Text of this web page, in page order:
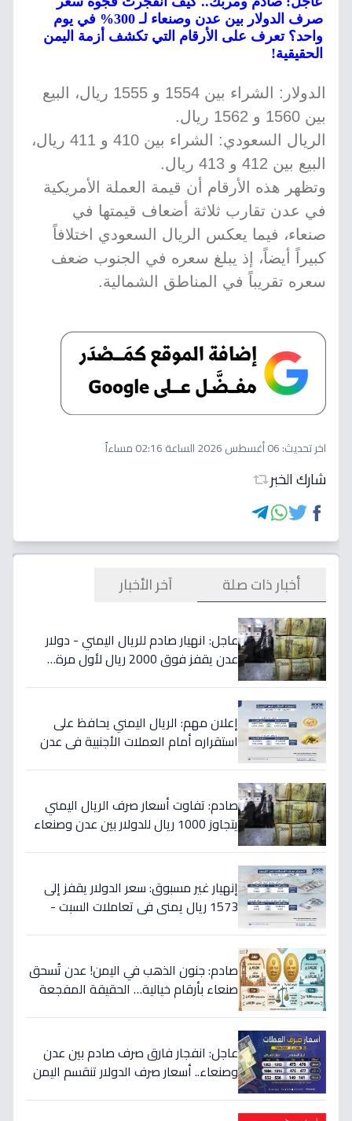
صرف الدولار بين عدن وصنعاء لـ 300% في يوم
واحد؟ تعرف على الأرقام التي تكشف أزمة اليمن
الحقيقية!
الدولار: الشراء بين 1554 و 1555 ريال، البيع
بين 1560 و 1562 ريال.
الريال السعودي: الشراء بين 410 و 411 ريال،
البيع بين 412 و 413 ريال.
وتظهر هذه الأرقام أن قيمة العملة الأمريكية
في عدن تقارب ثلاثة أضعاف قيمتها في
صنعاء، فيما يعكس الريال السعودي اختلافاً
كبيراً أيضاً، إذ يبلغ سعره في الجنوب ضعف
سعره تقريباً في المناطق الشمالية.
اخر تحديث:06 أغسطس 2026 الساعة 02:16 مساءاً
شارك الخبر
أخبار ذات صلة آخر الأخبار
عاجل: انهيار صادم للريال اليمني - دولار
عدن يقفز فوق 2000 ريال لأول مرة…
إعلان مهم: الريال اليمني يحافظ على
استقراره أمام العملات الأجنبية في عدن
صادم: تفاوت أسعار صرف الريال اليمني
يتجاوز 1000 ريال للدولار بين عدن وصنعاء
إنهيار غير مسبوق: سعر الدولار يقفز إلى
1573 ريال يمني في تعاملات السبت -
صادم: جنون الذهب في اليمن! عدن تُسحق
صنعاء بأرقام خيالية… الحقيقة المفجعة
عاجل: انفجار فارق صرف صادم بين عدن
وصنعاء.. أسعار صرف الدولار تنقسم اليمن